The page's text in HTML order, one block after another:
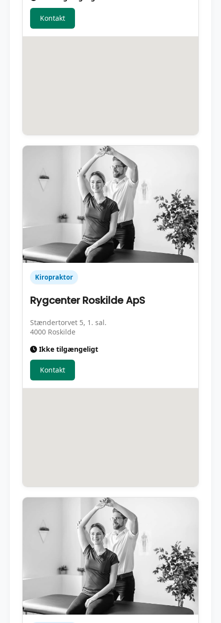
Kontakt
Kiropraktor
Rygcenter Roskilde ApS
Stændertorvet 5, 1. sal.
4000 Roskilde
Ikke tilgængeligt
Kontakt